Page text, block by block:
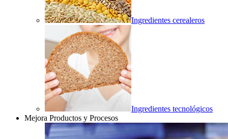
Ingredientes cerealeros
Ingredientes tecnológicos
Mejora Productos y Procesos